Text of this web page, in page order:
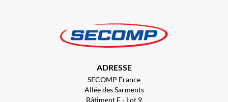
ADRESSE
SECOMP France
Allée des Sarments
Bâtiment F - Lot 9